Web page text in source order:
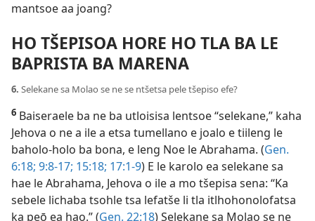
mantsoe aa joang?
HO TŠEPISOA HORE HO TLA BA LE
BAPRISTA BA MARENA
6. Selekane sa Molao se ne se ntšetsa pele tšepiso efe?
6 Baiseraele ba ne ba utloisisa lentsoe “selekane,” kaha
Jehova o ne a ile a etsa tumellano e joalo e tiileng le
baholo-holo ba bona, e leng Noe le Abrahama. (Gen.
6:18; 9:8-17; 15:18; 17:1-9) E le karolo ea selekane sa
hae le Abrahama, Jehova o ile a mo tšepisa sena: “Ka
sebele lichaba tsohle tsa lefatše li tla itlhohonolofatsa
ka peō ea hao.” (Gen. 22:18) Selekane sa Molao se ne